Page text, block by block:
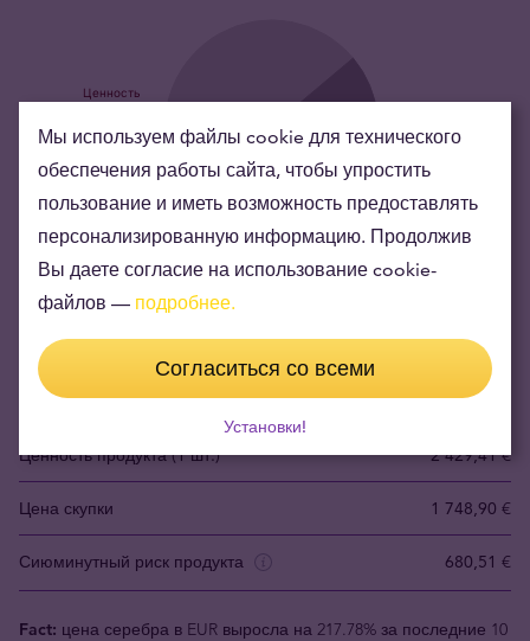
“Инвестиционное серебро – выбор наименьшего
риска и стабильности накоплений”
Silver's value has grown over the years making it good to maintain
or grow wealth.
Ценность продукта (1 шт.) 2 429,41 €
Цена скупки 1 748,90 €
Сиюминутный риск продукта 680,51 €
Fact: цена серебра в EUR выросла на 217.78% за последние 10
Мы используем файлы cookie для технического
обеспечения работы сайта, чтобы упростить
пользование и иметь возможность предоставлять
персонализированную информацию. Продолжив
Вы даете согласие на использование cookie-
файлов — подробнее.
Согласиться со всеми
Установки!